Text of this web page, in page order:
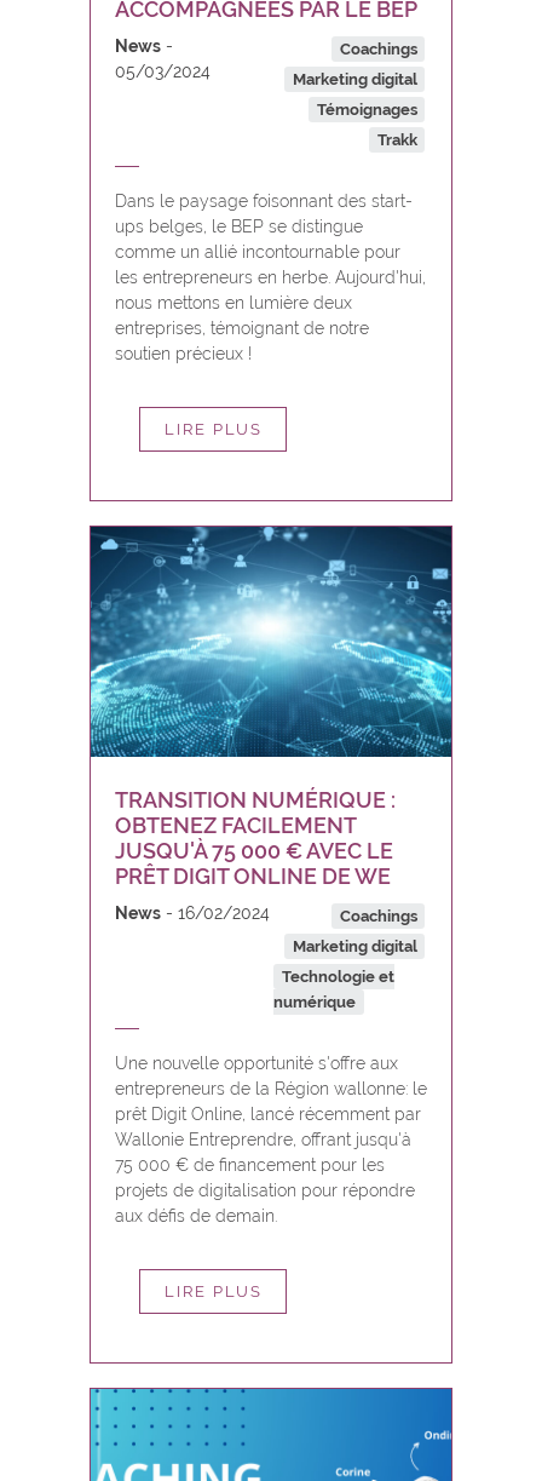
ACCOMPAGNÉES PAR LE BEP
News
05/03/2024
Coachings
Marketing digital
Témoignages
Trakk
Dans le paysage foisonnant des start-
ups belges, le BEP se distingue
comme un allié incontournable pour
les entrepreneurs en herbe. Aujourd'hui,
nous mettons en lumière deux
entreprises, témoignant de notre
soutien précieux !
LIRE PLUS
TRANSITION NUMÉRIQUE :
OBTENEZ FACILEMENT
JUSQU'À 75 000 € AVEC LE
PRÊT DIGIT ONLINE DE WE
News 16/02/2024
Coachings
Marketing digital
Technologie et
numérique
Une nouvelle opportunité s'offre aux
entrepreneurs de la Région wallonne: le
prêt Digit Online, lancé récemment par
Wallonie Entreprendre, offrant jusqu'à
75 000 € de financement pour les
projets de digitalisation pour répondre
aux défis de demain.
LIRE PLUS